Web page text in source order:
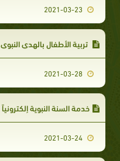
تربية الأطفال بالهدي النبوي
خدمة السنة النبوية إلكترونياً